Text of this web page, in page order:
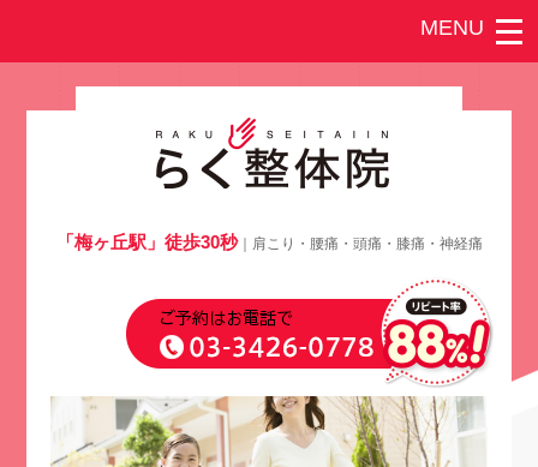
「梅ヶ丘駅」徒歩30秒｜肩こり・腰痛・頭痛・膝痛・神経痛